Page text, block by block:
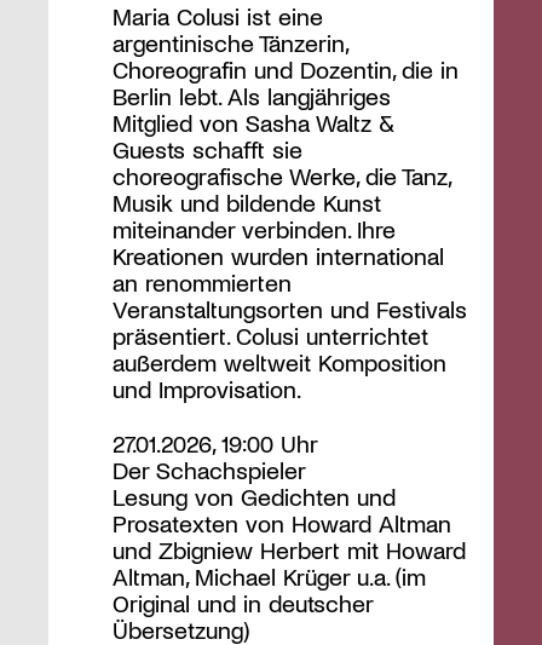
Maria Colusi ist eine
argentinische Tänzerin,
Choreografin und Dozentin, die in
Berlin lebt. Als langjähriges
Mitglied von Sasha Waltz &
Guests schafft sie
choreografische Werke, die Tanz,
Musik und bildende Kunst
miteinander verbinden. Ihre
Kreationen wurden international
an renommierten
Veranstaltungsorten und Festivals
präsentiert. Colusi unterrichtet
außerdem weltweit Komposition
und Improvisation.
27.01.2026, 19:00 Uhr
Der Schachspieler
Lesung von Gedichten und
Prosatexten von Howard Altman
und Zbigniew Herbert mit Howard
Altman, Michael Krüger u.a. (im
Original und in deutscher
Übersetzung)